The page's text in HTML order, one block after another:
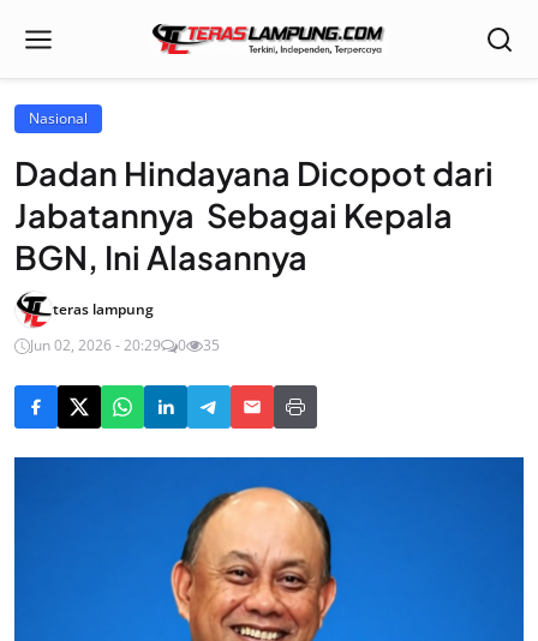
Nasional
Dadan Hindayana Dicopot dari
Jabatannya Sebagai Kepala
BGN, Ini Alasannya
teras lampung
Jun 02, 2026 - 20:29
0 35